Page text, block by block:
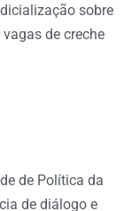
sobre
de creche
de Política da
de diálogo e